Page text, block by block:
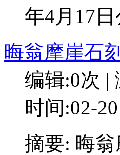
年4月17
晦翁摩崖石刻
编辑:0次 |
时间:02-
摘要: 晦